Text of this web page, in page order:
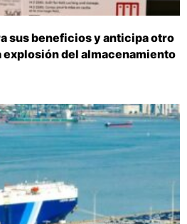
sus beneficios y anticipa otro
explosión del almacenamiento